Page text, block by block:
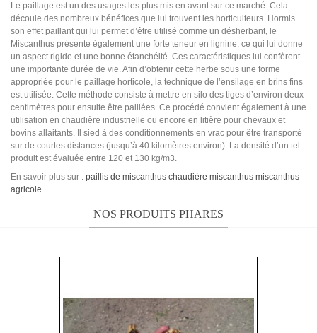
Le paillage est un des usages les plus mis en avant sur ce marché. Cela
découle des nombreux bénéfices que lui trouvent les horticulteurs. Hormis
son effet paillant qui lui permet d’être utilisé comme un désherbant, le
Miscanthus présente également une forte teneur en lignine, ce qui lui donne
un aspect rigide et une bonne étanchéité. Ces caractéristiques lui confèrent
une importante durée de vie. Afin d’obtenir cette herbe sous une forme
appropriée pour le paillage horticole, la technique de l’ensilage en brins fins
est utilisée. Cette méthode consiste à mettre en silo des tiges d’environ deux
centimètres pour ensuite être paillées. Ce procédé convient également à une
utilisation en chaudière industrielle ou encore en litière pour chevaux et
bovins allaitants. Il sied à des conditionnements en vrac pour être transporté
sur de courtes distances (jusqu’à 40 kilomètres environ). La densité d’un tel
produit est évaluée entre 120 et 130 kg/m3.
En savoir plus sur : paillis de miscanthus chaudière miscanthus miscanthus
agricole
NOS PRODUITS PHARES